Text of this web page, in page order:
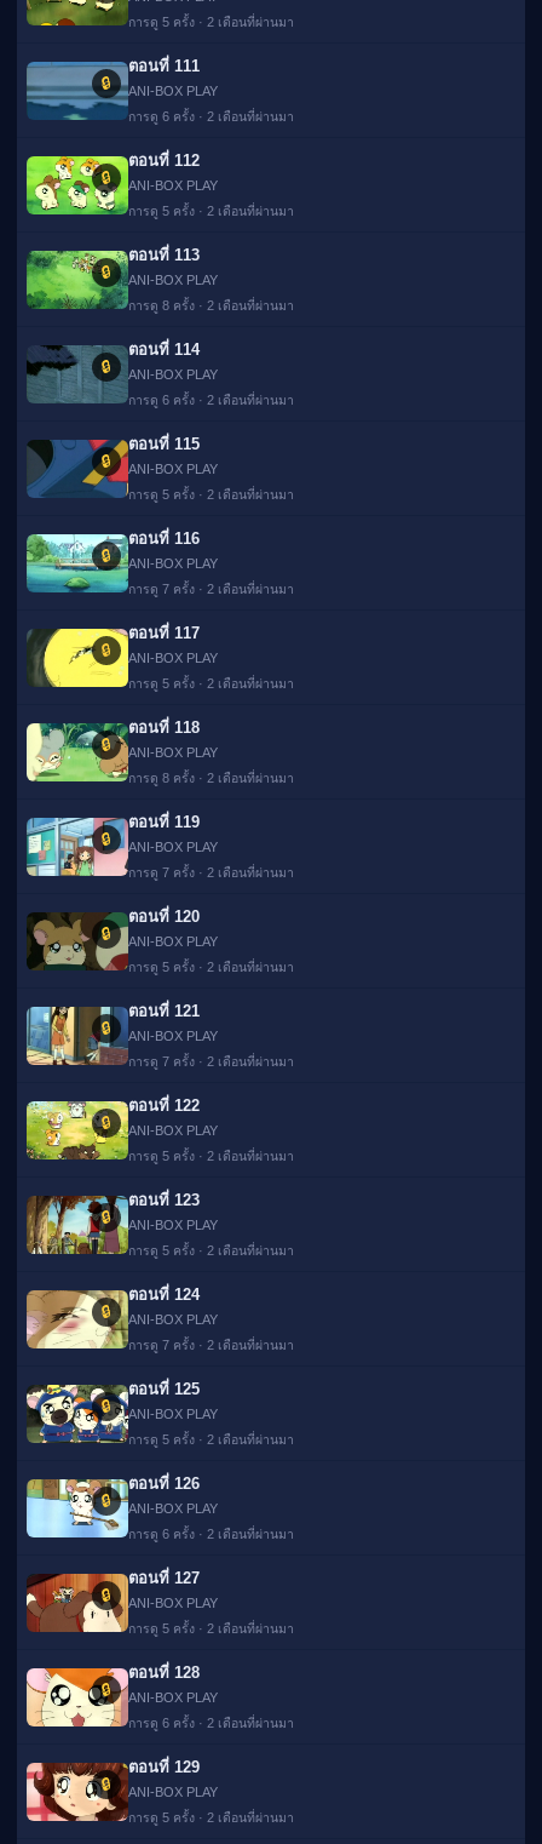
การดู 5 ครั้ง · 2 เดือนที่ผ่านมา
🔒
ตอนที่ 111
ANI-BOX PLAY
การดู 6 ครั้ง · 2 เดือนที่ผ่านมา
🔒
ตอนที่ 112
ANI-BOX PLAY
การดู 5 ครั้ง · 2 เดือนที่ผ่านมา
🔒
ตอนที่ 113
ANI-BOX PLAY
การดู 8 ครั้ง · 2 เดือนที่ผ่านมา
🔒
ตอนที่ 114
ANI-BOX PLAY
การดู 6 ครั้ง · 2 เดือนที่ผ่านมา
🔒
ตอนที่ 115
ANI-BOX PLAY
การดู 5 ครั้ง · 2 เดือนที่ผ่านมา
🔒
ตอนที่ 116
ANI-BOX PLAY
การดู 7 ครั้ง · 2 เดือนที่ผ่านมา
🔒
ตอนที่ 117
ANI-BOX PLAY
การดู 5 ครั้ง · 2 เดือนที่ผ่านมา
🔒
ตอนที่ 118
ANI-BOX PLAY
การดู 8 ครั้ง · 2 เดือนที่ผ่านมา
🔒
ตอนที่ 119
ANI-BOX PLAY
การดู 7 ครั้ง · 2 เดือนที่ผ่านมา
🔒
ตอนที่ 120
ANI-BOX PLAY
การดู 5 ครั้ง · 2 เดือนที่ผ่านมา
🔒
ตอนที่ 121
ANI-BOX PLAY
การดู 7 ครั้ง · 2 เดือนที่ผ่านมา
🔒
ตอนที่ 122
ANI-BOX PLAY
การดู 5 ครั้ง · 2 เดือนที่ผ่านมา
🔒
ตอนที่ 123
ANI-BOX PLAY
การดู 5 ครั้ง · 2 เดือนที่ผ่านมา
🔒
ตอนที่ 124
ANI-BOX PLAY
การดู 7 ครั้ง · 2 เดือนที่ผ่านมา
🔒
ตอนที่ 125
ANI-BOX PLAY
การดู 5 ครั้ง · 2 เดือนที่ผ่านมา
🔒
ตอนที่ 126
ANI-BOX PLAY
การดู 6 ครั้ง · 2 เดือนที่ผ่านมา
🔒
ตอนที่ 127
ANI-BOX PLAY
การดู 5 ครั้ง · 2 เดือนที่ผ่านมา
🔒
ตอนที่ 128
ANI-BOX PLAY
การดู 6 ครั้ง · 2 เดือนที่ผ่านมา
🔒
ตอนที่ 129
ANI-BOX PLAY
การดู 5 ครั้ง · 2 เดือนที่ผ่านมา